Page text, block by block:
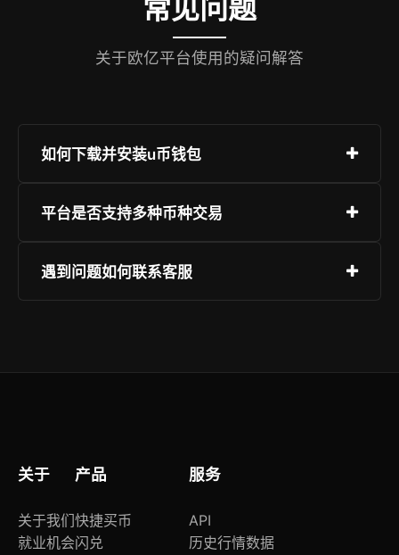
常见问题
关于欧亿平台使用的疑问解答
如何下载并安装u币钱包
用户可通过官网或应用商店搜索“u币钱包”进行下
平台是否支持多种币种交易
是的，平台支持BTC、ETH、USDT、SOL等多种
遇到问题如何联系客服
一时间为您处理问题。
关于
关于我们
就业机会
产品
快捷买币
闪兑
服务
API
历史行情数据